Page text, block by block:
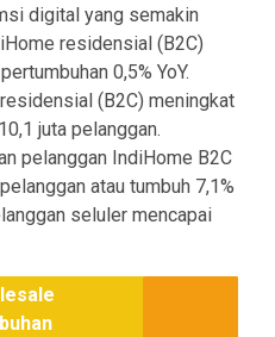
digital yang semakin
residensial (B2C)
0,5% YoY.
(B2C) meningkat
juta pelanggan.
pelanggan IndiHome B2C
atau tumbuh 7,1%
seluler mencapai